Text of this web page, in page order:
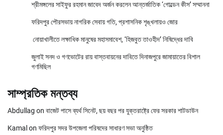
শ্রীমঙ্গলের সাইফুর রহমান জাবেদ অর্জন করলেন আন্তর্জাতিক ‘গোল্ডেন কীস’ সম্মাননা
ফরিদপুর পৌরসভায় নাগরিক সেবায় গতি, প্রশাসনিক শৃঙ্খলায়ও জোর
নোয়াখালীতে লক্ষাধিক মানুষের মহাসমাবেশ, ‘হিজবুত তাওহীদ’ নিষিদ্ধের দাবি
জুলাই সনদ ও গণভোটের রায় বাস্তবায়নের দাবিতে দিনাজপুরে জামায়াতের বিশাল
গণমিছিল
সাম্প্রতিক মন্তব্য
Abdullag on বাজেট পাসে ব্যর্থ সিনেট, ছয় বছর পর যুক্তরাষ্ট্রে ফের সরকার শাটডাউন
Kamal on ফরিদপুর সদর উপজেলা পরিষদের সাধারণ সভা অনুষ্ঠিত